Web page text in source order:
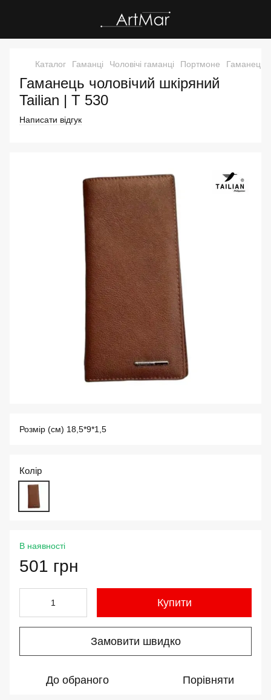
Каталог Гаманці Чоловічі гаманці Портмоне Гаманець
Гаманець чоловічий шкіряний
Tailian | T 530
Написати відгук
Розмір (см) 18,5*9*1,5
Колір
В наявності
501 грн
Купити
Замовити швидко
До обраного Порівняти